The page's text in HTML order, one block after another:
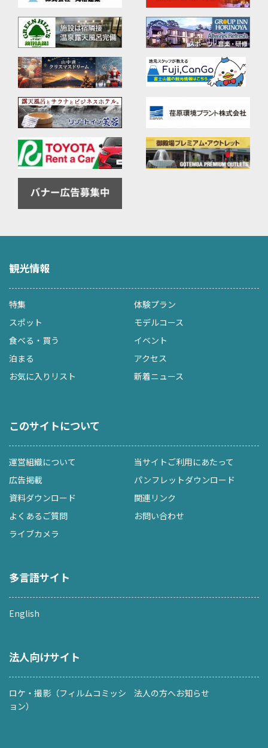
観光情報
特集
体験プラン
スポット
モデルコース
食べる・買う
イベント
泊まる
アクセス
お気に入りリスト
新着ニュース
このサイトについて
運営組織について
当サイトご利用にあたって
広告掲載
パンフレットダウンロード
資料ダウンロード
関連リンク
よくあるご質問
お問い合わせ
ライブカメラ
多言語サイト
English
法人向けサイト
ロケ・撮影（フィルムコミッシ
ョン）
法人の方へお知らせ